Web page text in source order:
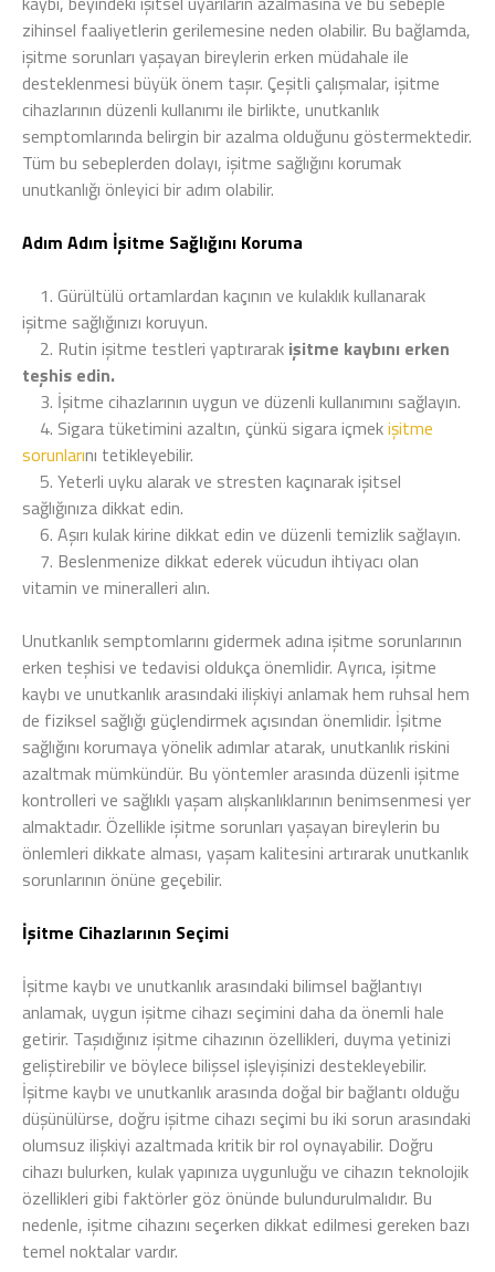
zihinsel faaliyetlerin gerilemesine neden olabilir. Bu bağlamda,
işitme sorunları yaşayan bireylerin erken müdahale ile
desteklenmesi büyük önem taşır. Çeşitli çalışmalar, işitme
cihazlarının düzenli kullanımı ile birlikte, unutkanlık
semptomlarında belirgin bir azalma olduğunu göstermektedir.
Tüm bu sebeplerden dolayı, işitme sağlığını korumak
unutkanlığı önleyici bir adım olabilir.
Adım Adım İşitme Sağlığını Koruma
1. Gürültülü ortamlardan kaçının ve kulaklık kullanarak
işitme sağlığınızı koruyun.
2. Rutin işitme testleri yaptırarak işitme kaybını erken
teşhis edin.
3. İşitme cihazlarının uygun ve düzenli kullanımını sağlayın.
4. Sigara tüketimini azaltın, çünkü sigara içmekişitme
sorunlarını tetikleyebilir.
5. Yeterli uyku alarak ve stresten kaçınarak işitsel
sağlığınıza dikkat edin.
6. Aşırı kulak kirine dikkat edin ve düzenli temizlik sağlayın.
7. Beslenmenize dikkat ederek vücudun ihtiyacı olan
vitamin ve mineralleri alın.
Unutkanlık semptomlarını gidermek adına işitme sorunlarının
erken teşhisi ve tedavisi oldukça önemlidir. Ayrıca, işitme
kaybı ve unutkanlık arasındaki ilişkiyi anlamak hem ruhsal hem
de fiziksel sağlığı güçlendirmek açısından önemlidir. İşitme
sağlığını korumaya yönelik adımlar atarak, unutkanlık riskini
azaltmak mümkündür. Bu yöntemler arasında düzenli işitme
kontrolleri ve sağlıklı yaşam alışkanlıklarının benimsenmesi yer
almaktadır. Özellikle işitme sorunları yaşayan bireylerin bu
önlemleri dikkate alması, yaşam kalitesini artırarak unutkanlık
sorunlarının önüne geçebilir.
İşitme Cihazlarının Seçimi
İşitme kaybı ve unutkanlık arasındaki bilimsel bağlantıyı
anlamak, uygun işitme cihazı seçimini daha da önemli hale
getirir. Taşıdığınız işitme cihazının özellikleri, duyma yetinizi
geliştirebilir ve böylece bilişsel işleyişinizi destekleyebilir.
İşitme kaybı ve unutkanlık arasında doğal bir bağlantı olduğu
düşünülürse, doğru işitme cihazı seçimi bu iki sorun arasındaki
olumsuz ilişkiyi azaltmada kritik bir rol oynayabilir. Doğru
cihazı bulurken, kulak yapınıza uygunluğu ve cihazın teknolojik
özellikleri gibi faktörler göz önünde bulundurulmalıdır. Bu
nedenle, işitme cihazını seçerken dikkat edilmesi gereken bazı
temel noktalar vardır.